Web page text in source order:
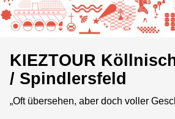
KIEZTOUR
/ Spindlersfeld
„Oft übersehen, aber doch voller